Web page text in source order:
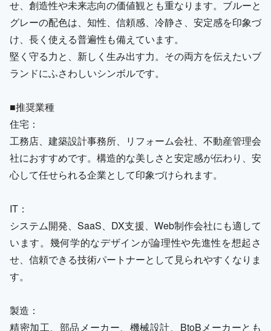
せ、創造性や未来志向の価値観とも重なります。ブルーと
グレーの配色は、知性、信頼感、冷静さ、安定感を印象づ
け、長く使える普遍性も備えています。
堅く守る力と、新しく生み出す力。その両方を伝えたいブ
ランドにふさわしいシンボルです。
■推奨業種
住宅：
工務店、建築設計事務所、リフォーム会社、不動産管理会
社におすすめです。構造的な美しさと安定感が伝わり、安
心して任せられる企業として印象づけられます。
IT：
システム開発、SaaS、DX支援、Web制作会社にも適して
います。幾何学的なデザインが論理性や先進性を想起さ
せ、信頼できる技術パートナーとして見られやすくなりま
す。
製造：
精密加工、部品メーカー、機械設計、BtoBメーカーとも